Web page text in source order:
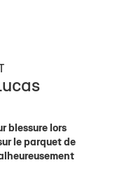
blessure lors
le parquet de